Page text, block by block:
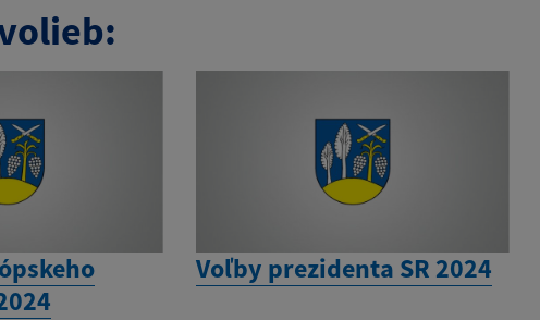
Voľby prezidenta SR 2024